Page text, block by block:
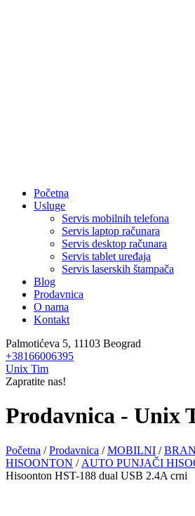
Početna
Usluge
Servis mobilnih telefona
Servis laptop računara
Servis desktop računara
Servis tablet uređaja
Servis laserskih štampača
Blog
Prodavnica
O nama
Kontakt
Palmotićeva 5, 11103 Beograd
+38166006395
Unix Tim
Zapratite nas!
Prodavnica - Unix
Početna /Prodavnica /MOBILNI /
HISOONTON / AUTO PUNJAČI
Hisoonton HST-188 dual USB 2.4A crni